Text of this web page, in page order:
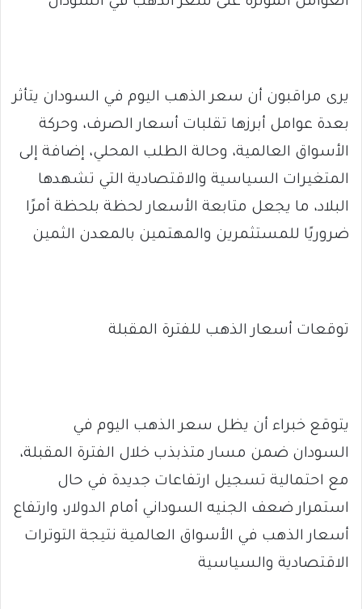
يرى مراقبون أن سعر الذهب اليوم في السودان يتأثر
بعدة عوامل أبرزها تقلبات أسعار الصرف، وحركة
الأسواق العالمية، وحالة الطلب المحلي، إضافة إلى
المتغيرات السياسية والاقتصادية التي تشهدها
البلاد، ما يجعل متابعة الأسعار لحظة بلحظة أمرًا
ضروريًا للمستثمرين والمهتمين بالمعدن الثمين
توقعات أسعار الذهب للفترة المقبلة
يتوقع خبراء أن يظل سعر الذهب اليوم في
السودان ضمن مسار متذبذب خلال الفترة المقبلة،
مع احتمالية تسجيل ارتفاعات جديدة في حال
استمرار ضعف الجنيه السوداني أمام الدولار، وارتفاع
أسعار الذهب في الأسواق العالمية نتيجة التوترات
الاقتصادية والسياسية